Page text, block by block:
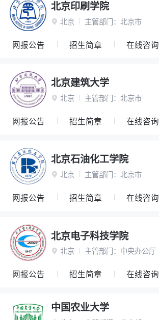
北京印刷学院
 北京 主管部门： 北京市
网报公告 招生简章 在线咨询
北京建筑大学
 北京 主管部门： 北京市
网报公告 招生简章 在线咨询
北京石油化工学院
 北京 主管部门： 北京市
网报公告 招生简章 在线咨询
北京电子科技学院
 北京 主管部门： 中央办公厅
网报公告 招生简章 在线咨询
中国农业大学